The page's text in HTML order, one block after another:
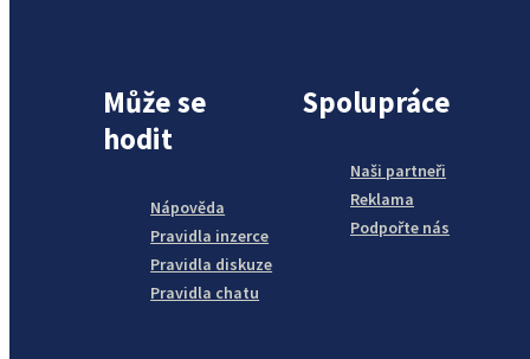
Může se
hodit
Nápověda
Pravidla inzerce
Pravidla diskuze
Pravidla chatu
Spolupráce
Naši partneři
Reklama
Podpořte nás